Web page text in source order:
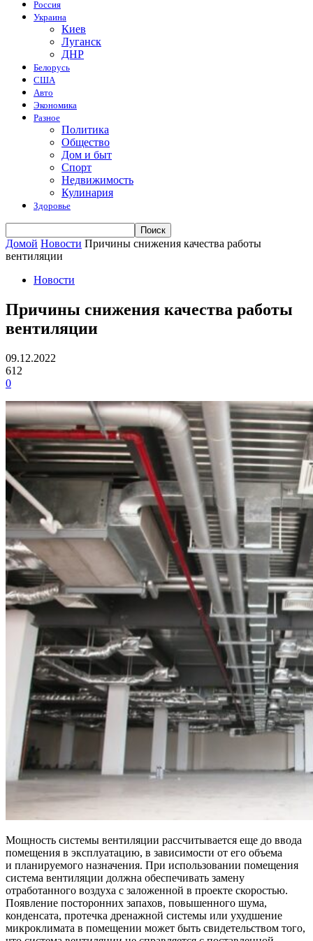
Россия
Украина
Киев
Луганск
ДНР
Белорусь
США
Авто
Экономика
Разное
Политика
Общество
Дом и быт
Спорт
Недвижимость
Кулинария
Здоровье
Домой Новости Причины снижения качества работы
вентиляции
Новости
Причины снижения качества работы
вентиляции
09.12.2022
612
0
Мощность системы вентиляции рассчитывается еще до ввода
помещения в эксплуатацию, в зависимости от его объема
и планируемого назначения. При использовании помещения
система вентиляции должна обеспечивать замену
отработанного воздуха с заложенной в проекте скоростью.
Появление посторонних запахов, повышенного шума,
конденсата, протечка дренажной системы или ухудшение
микроклимата в помещении может быть свидетельством того,